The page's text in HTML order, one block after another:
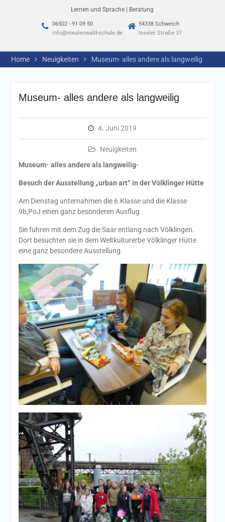
Lernen und Sprache | Beratung
06502 - 91 09 50
info@meulenwald-schule.de
54338 Schweich
Isseler Straße 37
Home Neuigkeiten Museum- alles andere als langweilig
Museum- alles andere als langweilig
4. Juni 2019
Neuigkeiten
Museum- alles andere als langweilig-
Besuch der Ausstellung „urban art“ in der Völklinger Hütte
Am Dienstag unternahmen die 6.Klasse und die Klasse
9b,PoJ einen ganz besonderen Ausflug
Sie fuhren mit dem Zug die Saar entlang nach Völklingen.
Dort besuchten sie in dem Weltkulturerbe Völklinger Hütte
eine ganz besondere Ausstellung.